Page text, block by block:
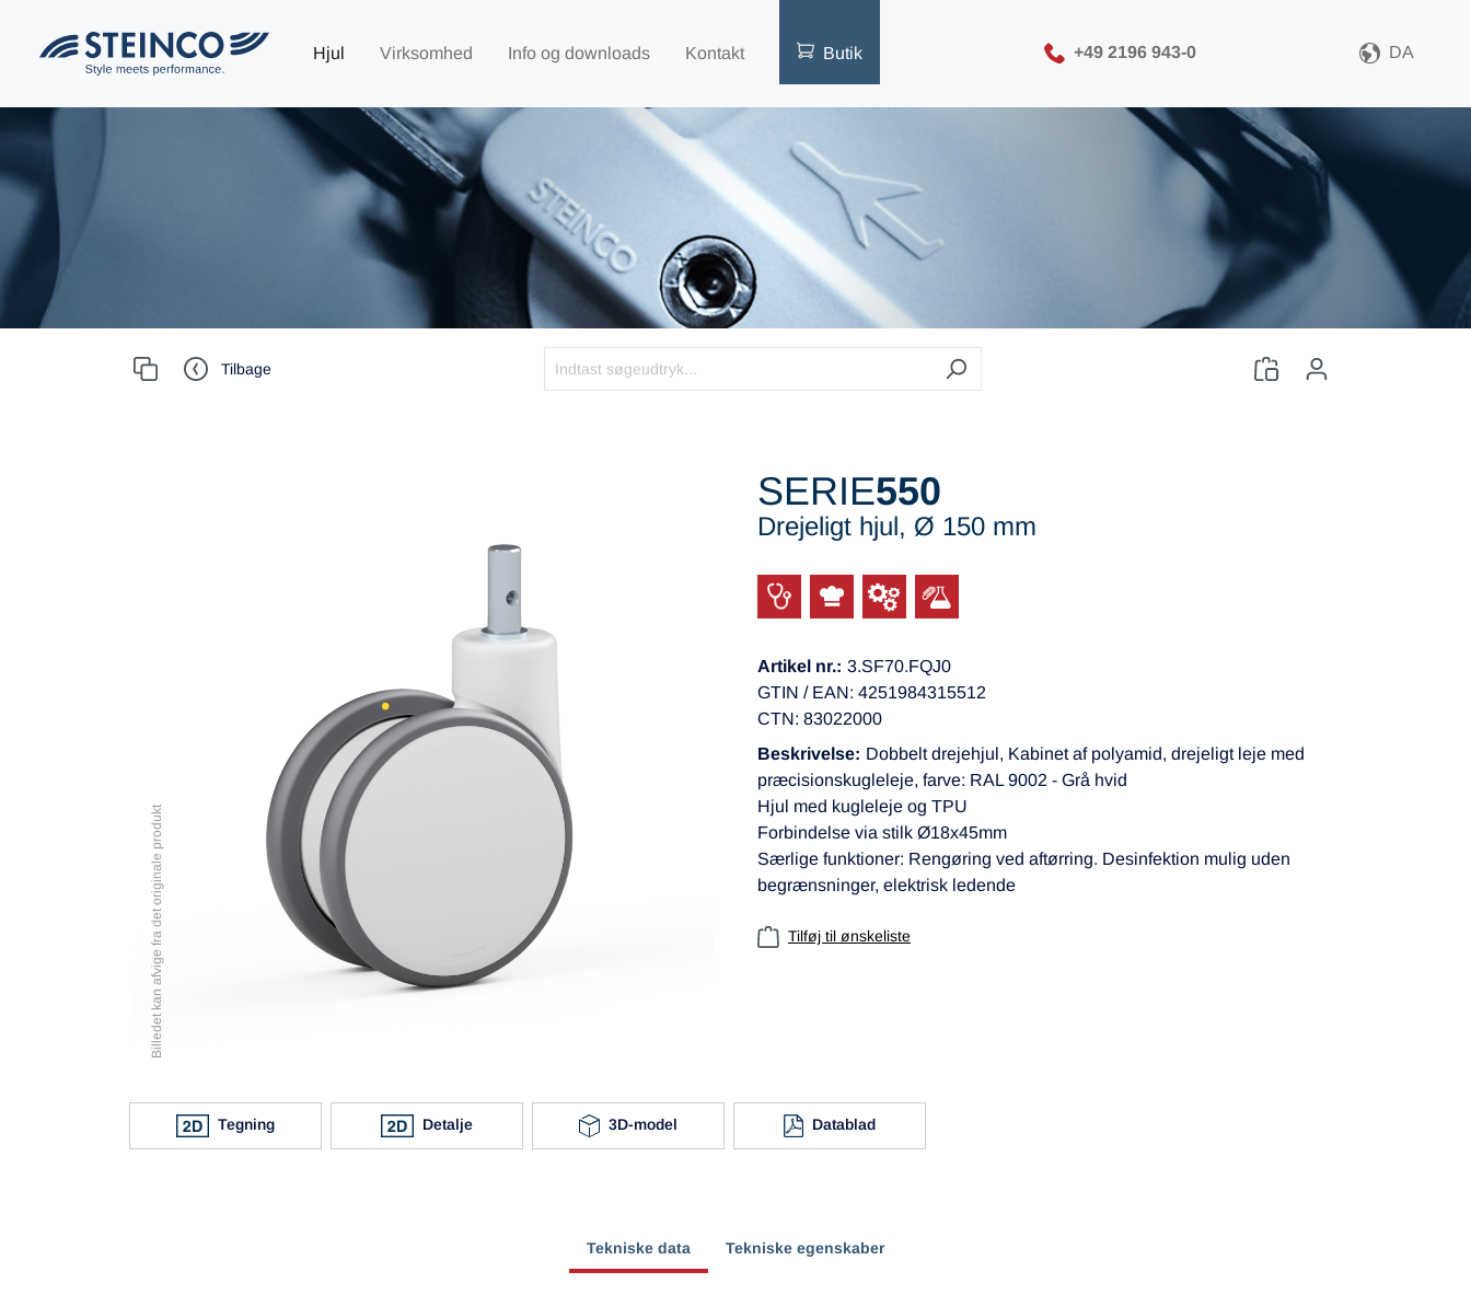
Hjul Virksomhed Info og downloads Kontakt Butik +49 2196 943-0 DA
Tilbage
Vælg venligst dit CAD-
filformat
Download CAD-fil
ellerTilmeld dig
Billedet kan afvige fra det originale produkt
SERIE550
Drejeligt hjul, Ø 150 mm
Artikel nr.: 3.SF70.FQJ0
GTIN / EAN: 4251984315512
CTN: 83022000
Beskrivelse: Dobbelt drejehjul, Kabinet af polyamid, drejeligt leje med
præcisionskugleleje, farve: RAL 9002 - Grå hvid
Hjul med kugleleje og TPU
Forbindelse via stilk Ø18x45mm
Særlige funktioner: Rengøring ved aftørring. Desinfektion mulig uden
begrænsninger, elektrisk ledende
Tilføj til ønskeliste
Tegning Detalje 3D-model Datablad
Tekniske data Tekniske egenskaber